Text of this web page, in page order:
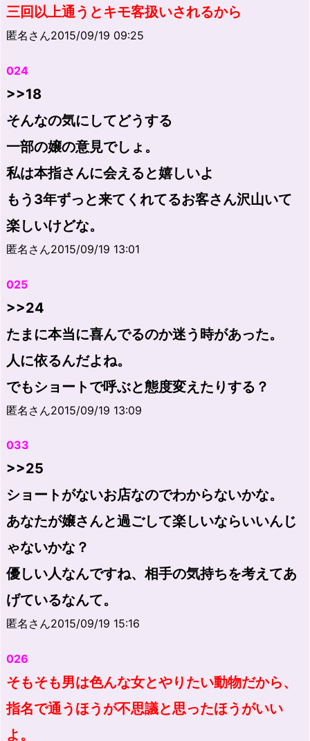
三回以上通うとキモ客扱いされるから
匿名さん2015/09/19 09:25
024
>>18
そんなの気にしてどうする
一部の嬢の意見でしょ。
私は本指さんに会えると嬉しいよ
もう3年ずっと来てくれてるお客さん沢山いて
楽しいけどな。
匿名さん2015/09/19 13:01
025
>>24
たまに本当に喜んでるのか迷う時があった。
人に依るんだよね。
でもショートで呼ぶと態度変えたりする？
匿名さん2015/09/19 13:09
033
>>25
ショートがないお店なのでわからないかな。
あなたが嬢さんと過ごして楽しいならいいんじ
ゃないかな？
優しい人なんですね、相手の気持ちを考えてあ
げているなんて。
匿名さん2015/09/19 15:16
026
そもそも男は色んな女とやりたい動物だから、
指名で通うほうが不思議と思ったほうがいい
よ。